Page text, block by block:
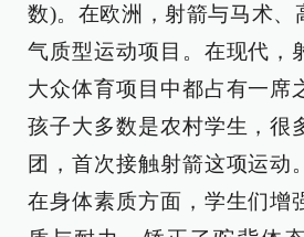
数)。在欧洲，射箭与马术、
气质型运动项目。在现代，
大众体育项目中都占有一席
孩子大多数是农村学生，很
团，首次接触射箭这项运动
在身体素质方面，学生们增